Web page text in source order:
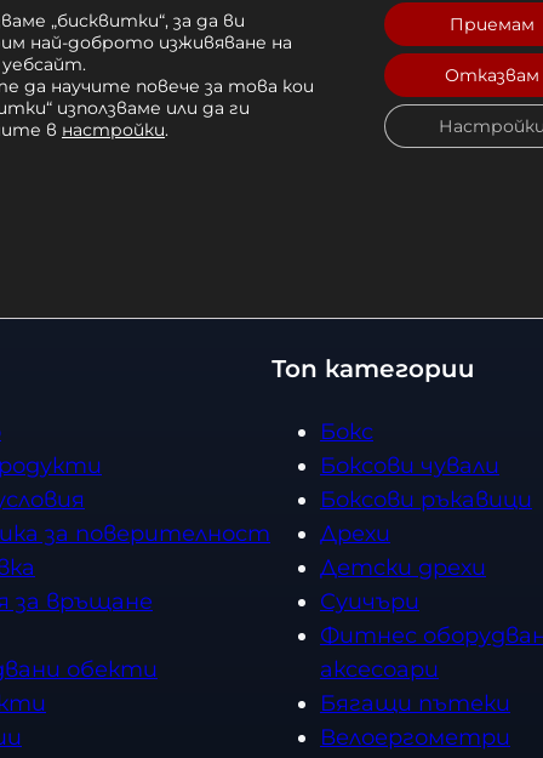
Hayabusa
лв.
за поверителност
за връщане
обекти
Топ категории
Бокс
Боксови чували
Боксови ръкавици
Дрехи
Детски дрехи
Суичъри
Фитнес
аксесоари
Бягащи пътеки
Велоергометри
„бисквитки“, за да ви
най-доброто изживяване на
да научите повече за това кои
използваме или да ги
в настройки.
Приемам
Отказвам